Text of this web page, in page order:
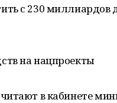
с 230 миллиардов
на нацпроекты
в кабинете